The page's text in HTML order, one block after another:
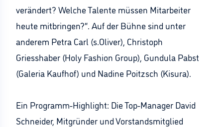
verändert? Welche Talente müssen Mitarbeiter
heute mitbringen?“. Auf der Bühne sind unter
anderem Petra Carl (s.Oliver), Christoph
Griesshaber (Holy Fashion Group), Gundula Pabst
(Galeria Kaufhof) und Nadine Poitzsch (Kisura).
Ein Programm-Highlight: Die Top-Manager David
Schneider, Mitgründer und Vorstandsmitglied